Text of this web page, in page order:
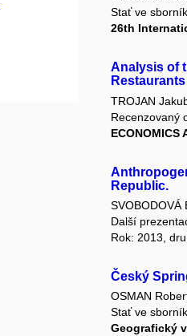
Stať ve
26th
Analysis of
TROJAN
Recenzovaný
ECONOMICS
Republic.
SVOBODOVÁ
Další
Rok: 2013,
Český
OSMAN
Stať ve
Geografický